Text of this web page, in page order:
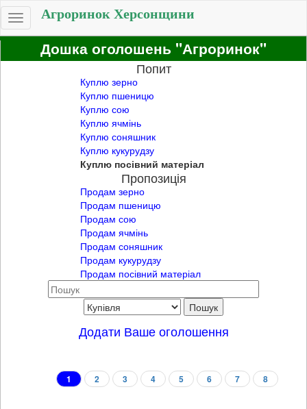
Toggle
navigation
Агроринок Херсонщини
Дошка оголошень "Агроринок"
Попит
Куплю зерно
Куплю пшеницю
Куплю сою
Куплю ячмінь
Куплю соняшник
Куплю кукурудзу
Куплю посівний матеріал
Пропозиція
Продам зерно
Продам пшеницю
Продам сою
Продам ячмінь
Продам соняшник
Продам кукурудзу
Продам посівний матеріал
Додати Ваше оголошення
1 2 3 4 5 6 7 8